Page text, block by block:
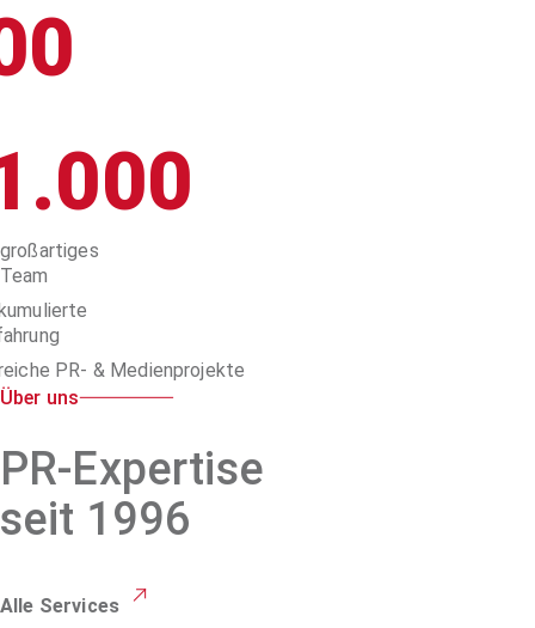
großartiges
Team
PR- & Medienprojekte
Über uns
PR-Expertise
seit 1996
Alle Services